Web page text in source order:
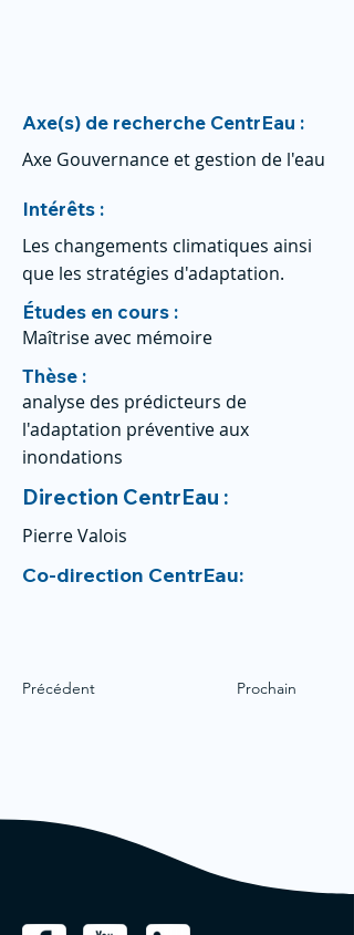
Axe(s) de recherche CentrEau :
Axe Gouvernance et gestion de l'eau
Intérêts :
Les changements climatiques ainsi
que les stratégies d'adaptation.
Études en cours :
Maîtrise avec mémoire
Thèse :
analyse des prédicteurs de
l'adaptation préventive aux
inondations
Direction CentrEau :
Pierre Valois
Co-direction CentrEau:
Précédent Prochain